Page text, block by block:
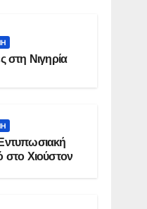
στη Νιγηρία
στο Χιούστον